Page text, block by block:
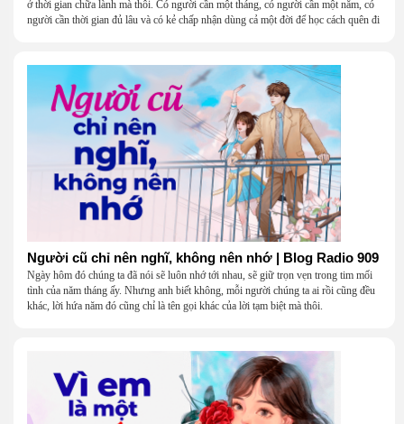
ở thời gian chữa lành mà thôi. Có người cần một tháng, có người cần một năm, có
người cần thời gian đủ lâu và có kẻ chấp nhận dùng cả một đời để học cách quên đi
Người cũ chỉ nên nghĩ, không nên nhớ | Blog Radio 909
Ngày hôm đó chúng ta đã nói sẽ luôn nhớ tới nhau, sẽ giữ trọn vẹn trong tim mối
tình của năm tháng ấy. Nhưng anh biết không, mỗi người chúng ta ai rồi cũng đều
khác, lời hứa năm đó cũng chỉ là tên gọi khác của lời tạm biệt mà thôi.